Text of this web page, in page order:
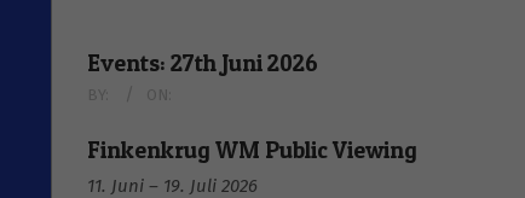
Events: 27th Juni 2026
BY: ON:
Finkenkrug WM Public Viewing
11. Juni – 19. Juli 2026